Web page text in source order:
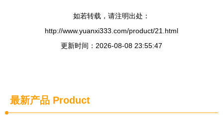
如若转载，请注明出处：
http://www.yuanxi333.com/product/21.html
更新时间：2026-08-08 23:55:47
最新产品 Product